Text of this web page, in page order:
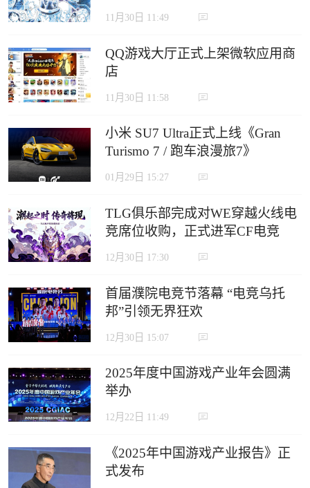
11月30日 11:49
QQ游戏大厅正式上架微软应用商
店
11月30日 11:58
小米 SU7 Ultra正式上线《Gran
Turismo 7 / 跑车浪漫旅7》
01月29日 15:27
TLG俱乐部完成对WE穿越火线电
竞席位收购，正式进军CF电竞
12月30日 17:30
首届濮院电竞节落幕 “电竞乌托
邦”引领无界狂欢
12月30日 15:07
2025年度中国游戏产业年会圆满
举办
12月22日 11:49
《2025年中国游戏产业报告》正
式发布